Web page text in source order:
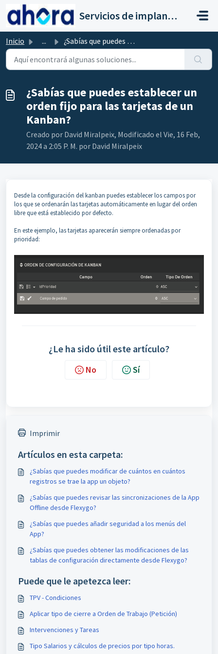
Saltar al contenido principal
Servicios de implantación a clientes de Ahora
Inicio ... ¿Sabías que puedes establecer un orden fijo para las tarj...
¿Sabías que puedes establecer un
orden fijo para las tarjetas de un
Kanban?
Creado por David Miralpeix, Modificado el Vie, 16 Feb,
2024 a 2:05 P. M. por David Miralpeix
Desde la configuración del kanban puedes establecer los campos por
los que se ordenarán las tarjetas automáticamente en lugar del orden
libre que está establecido por defecto.
En este ejemplo, las tarjetas aparecerán siempre ordenadas por
prioridad:
¿Le ha sido útil este artículo?
No Sí
Imprimir
Artículos en esta carpeta:
¿Sabías que puedes modificar de cuántos en cuántos
registros se trae la app un objeto?
¿Sabías que puedes revisar las sincronizaciones de la App
Offline desde Flexygo?
¿Sabías que puedes añadir seguridad a los menús del
App?
¿Sabías que puedes obtener las modificaciones de las
tablas de configuración directamente desde Flexygo?
Puede que le apetezca leer:
TPV - Condiciones
Aplicar tipo de cierre a Orden de Trabajo (Petición)
Intervenciones y Tareas
Tipo Salarios y cálculos de precios por tipo horas.